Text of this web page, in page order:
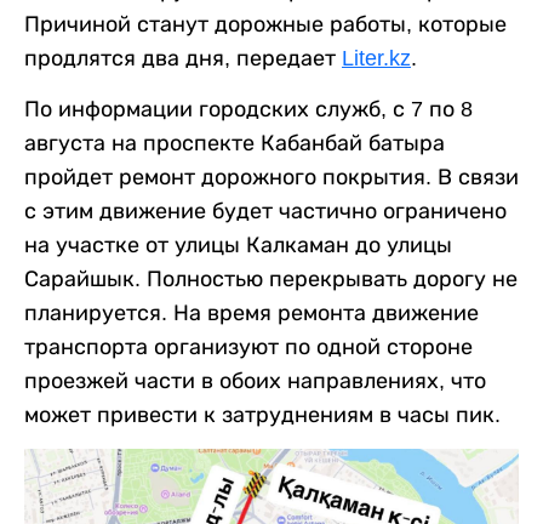
Причиной станут дорожные работы, которые
продлятся два дня, передает Liter.kz.
По информации городских служб, с 7 по 8
августа на проспекте Кабанбай батыра
пройдет ремонт дорожного покрытия. В связи
с этим движение будет частично ограничено
на участке от улицы Калкаман до улицы
Сарайшык. Полностью перекрывать дорогу не
планируется. На время ремонта движение
транспорта организуют по одной стороне
проезжей части в обоих направлениях, что
может привести к затруднениям в часы пик.